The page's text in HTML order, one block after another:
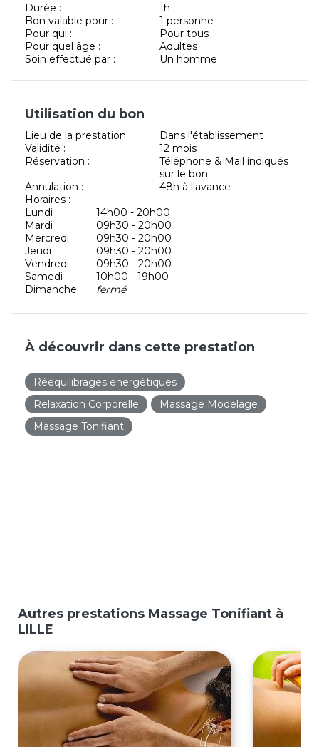
Durée :
1h
Bon valable pour :
1 personne
Pour qui :
Pour tous
Pour quel âge :
Adultes
Soin effectué par :
Un homme
Utilisation du bon
Lieu de la prestation :
Dans l'établissement
Validité :
12 mois
Réservation :
Téléphone & Mail indiqués
sur le bon
Annulation :
48h à l'avance
Horaires :
Lundi
14h00 - 20h00
Mardi
09h30 - 20h00
Mercredi
09h30 - 20h00
Jeudi
09h30 - 20h00
Vendredi
09h30 - 20h00
Samedi
10h00 - 19h00
Dimanche
fermé
À découvrir dans cette prestation
Rééquilibrages énergétiques
Relaxation Corporelle
Massage Modelage
Massage Tonifiant
Autres prestations Massage Tonifiant à
LILLE